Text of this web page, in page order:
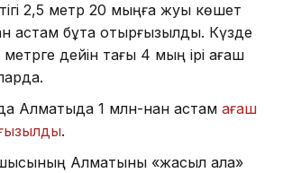
2,5 метр 20 мыңға жуық көшет
астам бұта отырғызылды. Күзде
метрге дейін тағы 4 мың ірі ағаш
Алматыда 1 млн-нан астам ағаш
.
Алматыны «жасыл қала»